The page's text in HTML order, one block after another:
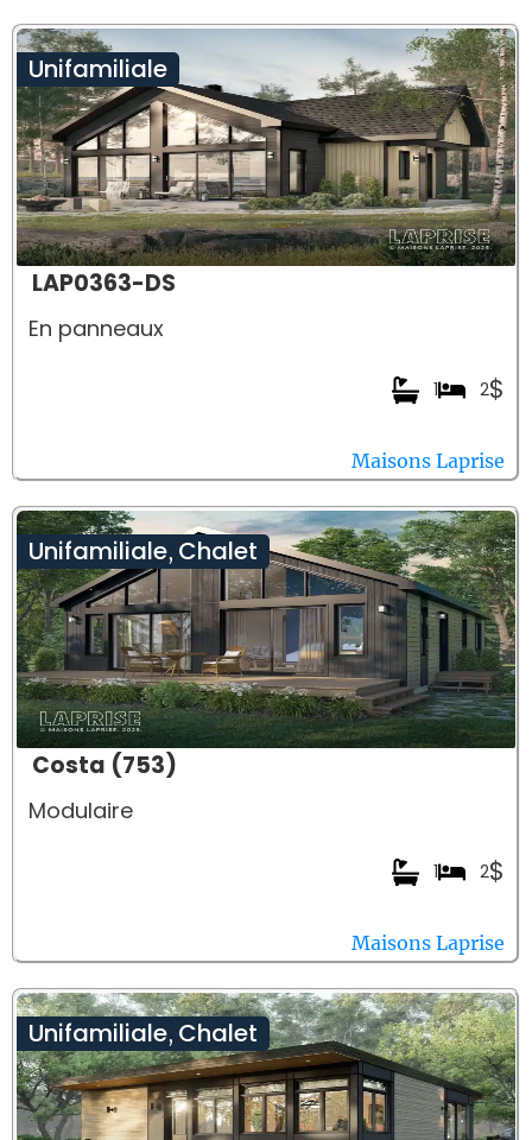
Unifamiliale
LAP0363-DS
En panneaux
$
2
1
Maisons Laprise
Unifamiliale, Chalet
Costa (753)
Modulaire
$
2
1
Maisons Laprise
Unifamiliale, Chalet